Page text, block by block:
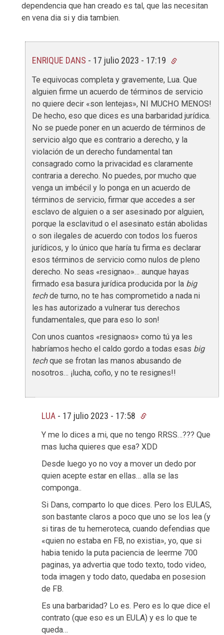
dependencia que han creado es tal, que las necesitan
en vena dia si y dia tambien.
ENRIQUE DANS - 17 julio 2023 - 17:19
Te equivocas completa y gravemente, Lua. Que
alguien firme un acuerdo de términos de servicio
no quiere decir «son lentejas», NI MUCHO MENOS!
De hecho, eso que dices es una barbaridad jurídica.
No se puede poner en un acuerdo de términos de
servicio algo que es contrario a derecho, y la
violación de un derecho fundamental tan
consagrado como la privacidad es claramente
contraria a derecho. No puedes, por mucho que
venga un imbécil y lo ponga en un acuerdo de
términos de servicio, firmar que accedes a ser
esclavo de alguien o a ser asesinado por alguien,
porque la esclavitud o el asesinato están abolidas
o son ilegales de acuerdo con todos los fueros
jurídicos, y lo único que haría tu firma es declarar
esos términos de servicio como nulos de pleno
derecho. No seas «resignao»… aunque hayas
firmado esa basura jurídica producida por la big
techde turno, no te has comprometido a nada ni
les has autorizado a vulnerar tus derechos
fundamentales, que para eso lo son!
Con unos cuantos «resignaos» como tú ya les
habríamos hecho el caldo gordo a todas esas big
techque se frotan las manos abusando de
nosotros… ¡lucha, coño, y no te resignes!!
LUA - 17 julio 2023 - 17:58
Y me lo dices a mi, que no tengo RRSS…??? Que
mas lucha quieres que esa? XDD
Desde luego yo no voy a mover un dedo por
quien acepte estar en ellas… alla se las
componga..
Si Dans, comparto lo que dices. Pero los EULAS,
son bastante claros a poco que uno se los lea (y
si tiras de tu hemeroteca, cuando defendias que
«quien no estaba en FB, no existia», yo, que si
habia tenido la puta paciencia de leerme 700
paginas, ya advertia que todo texto, todo video,
toda imagen y todo dato, quedaba en posesion
de FB.
Es una barbaridad? Lo es. Pero es lo que dice el
contrato (que eso es un EULA) y es lo que te
queda…